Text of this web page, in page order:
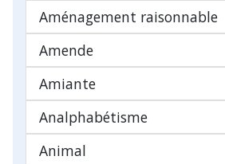
Aménagement raisonnable
Amende
Amiante
Analphabétisme
Animal